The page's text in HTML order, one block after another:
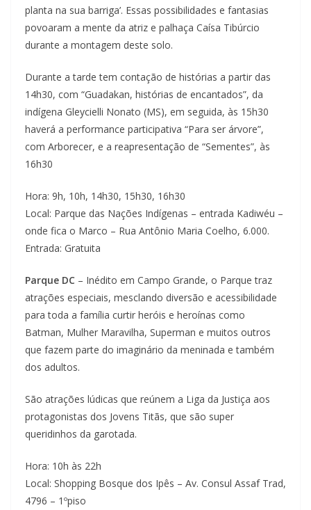
planta na sua barriga’. Essas possibilidades e fantasias
povoaram a mente da atriz e palhaça Caísa Tibúrcio
durante a montagem deste solo.
Durante a tarde tem contação de histórias a partir das
14h30, com “Guadakan, histórias de encantados”, da
indígena Gleycielli Nonato (MS), em seguida, às 15h30
haverá a performance participativa “Para ser árvore”,
com Arborecer, e a reapresentação de “Sementes”, às
16h30
Hora: 9h, 10h, 14h30, 15h30, 16h30
Local: Parque das Nações Indígenas – entrada Kadiwéu –
onde fica o Marco – Rua Antônio Maria Coelho, 6.000.
Entrada: Gratuita
Parque DC – Inédito em Campo Grande, o Parque traz
atrações especiais, mesclando diversão e acessibilidade
para toda a família curtir heróis e heroínas como
Batman, Mulher Maravilha, Superman e muitos outros
que fazem parte do imaginário da meninada e também
dos adultos.
São atrações lúdicas que reúnem a Liga da Justiça aos
protagonistas dos Jovens Titãs, que são super
queridinhos da garotada.
Hora: 10h às 22h
Local: Shopping Bosque dos Ipês – Av. Consul Assaf Trad,
4796 – 1ºpiso